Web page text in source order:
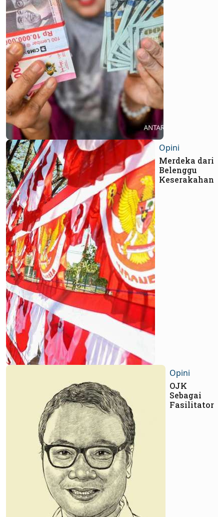
Opini
Merdeka dari
Belenggu
Keserakahan
Opini
OJK
Sebagai
Fasilitator